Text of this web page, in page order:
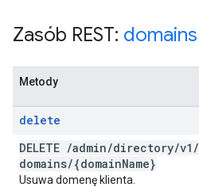
Zasób REST: domains
Metody
delete
DELETE /admin/directory/v1 /
domains/{domainName}
Usuwa domenę klienta.